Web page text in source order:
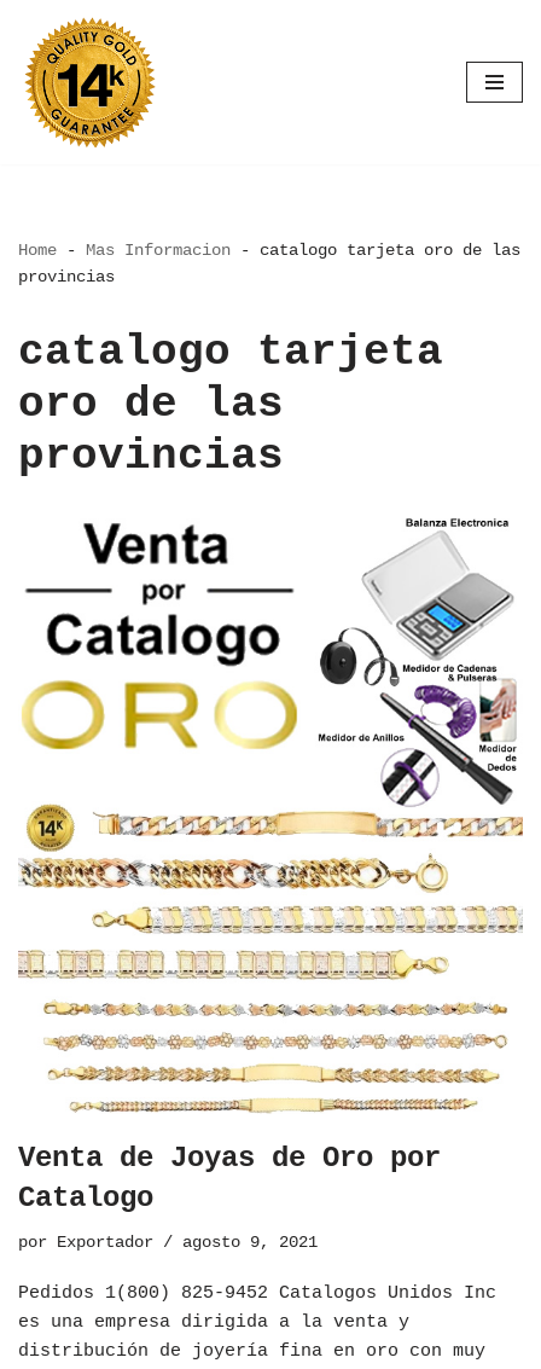
Saltar
al
contenido
Home - Mas Informacion - catalogo tarjeta oro de las
provincias
catalogo tarjeta
oro de las
provincias
Venta de Joyas de Oro por
Catalogo
por Exportador agosto 9, 2021
Pedidos 1(800) 825-9452 Catalogos Unidos Inc
es una empresa dirigida a la venta y
distribución de joyería fina en oro con muy